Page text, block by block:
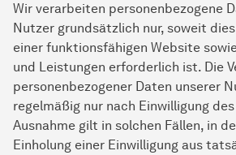
Wir verarbeiten personenbezogene
Nutzer grundsätzlich nur, soweit
einer funktionsfähigen Website
und Leistungen erforderlich ist. Die
personenbezogener Daten unserer
regelmäßig nur nach Einwilligung
Ausnahme gilt in solchen Fällen, in
Einholung einer Einwilligung aus